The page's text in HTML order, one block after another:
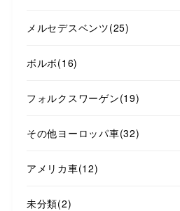
メルセデスベンツ(25)
ボルボ(16)
フォルクスワーゲン(19)
その他ヨーロッパ車(32)
アメリカ車(12)
未分類(2)